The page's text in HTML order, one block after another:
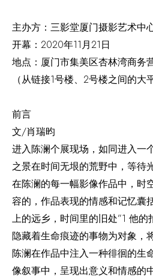
主办方：三影堂厦门摄影艺术中
开幕：2020年11月21日
地点：厦门市集美区杏林湾商务
（从链接1号楼、2号楼之间的大
前言
文/肖瑞昀
进入陈澜个展现场，如同进入一
之景在时间无垠的荒野中，等待
在陈澜的每一幅影像作品中，时
容的，作品表现的情感和记忆囊
上的远乡，时间里的旧处”1 他
隐藏着生命痕迹的事物为对象，
陈澜在作品中注入一种徘徊的生
像叙事中，呈现出意义和情感